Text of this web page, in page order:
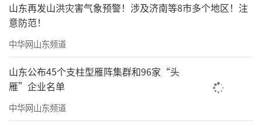
山东再发山洪灾害气象预警！涉及济南等8市多个地区！注
意防范！
中华网山东频道
山东公布45个支柱型雁阵集群和96家“头
雁”企业名单
中华网山东频道